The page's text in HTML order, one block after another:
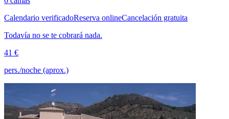
Calendario verificadoReserva onlineCancelación gratuita
Todavía no se te cobrará nada.
41 €
pers./noche (aprox.)